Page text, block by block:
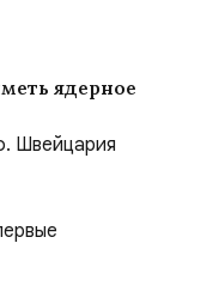
ядерное
Швейцария